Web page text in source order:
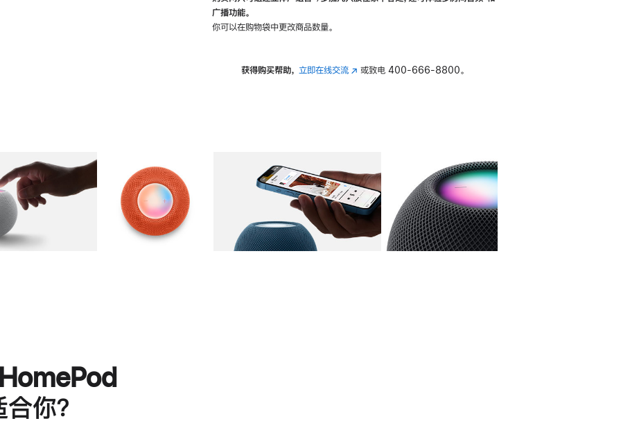
广播功能。
你可以在购物袋中更改商品数量。
获得购买帮助， 立即在线交流(在 或致电 400-666-8800。
图库 图像 图库 图像 图库 图像 4 图库 图像 5
你？